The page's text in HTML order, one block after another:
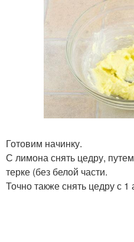
Готовим начинку.
С лимона снять цедру,
терке (без белой части.
Точно также снять цедру с 1